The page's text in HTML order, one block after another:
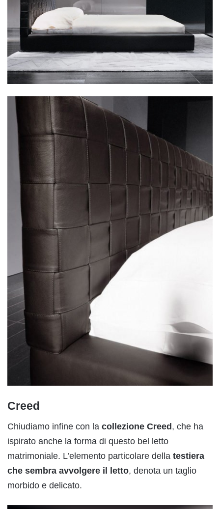
Creed
Chiudiamo infine con la collezione Creed , che ha
ispirato anche la forma di questo bel letto
matrimoniale. L’elemento particolare della testiera
che sembra avvolgere il letto, denota un taglio
morbido e delicato.